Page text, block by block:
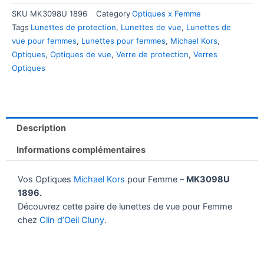
SKU MK3098U 1896 CategoryOptiques x Femme
Tags Lunettes de protection, Lunettes de vue, Lunettes de
vue pour femmes, Lunettes pour femmes, Michael Kors,
Optiques, Optiques de vue, Verre de protection, Verres
Optiques
Description
Informations complémentaires
Vos Optiques Michael Kors pour Femme – MK3098U
1896.
Découvrez cette paire de lunettes de vue pour Femme
chez Clin d’Oeil Cluny.